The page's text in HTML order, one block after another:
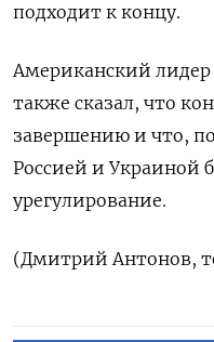
подходит ​к концу.
Американский
также сказал, что
завершению и что,
Россией и ​Украиной
урегулирование.
(Дмитрий Антонов,